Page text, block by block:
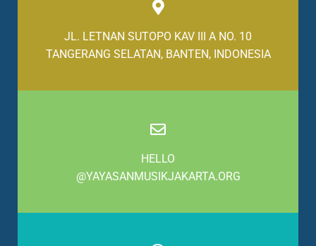
JL. LETNAN SUTOPO KAV III A NO. 10
TANGERANG SELATAN, BANTEN, INDONESIA
HELLO
@YAYASANMUSIKJAKARTA.ORG